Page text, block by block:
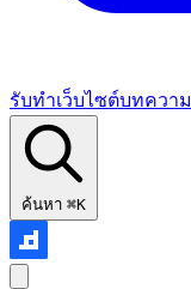
รับทำเว็บไซต์บทความ
ค้นหา ⌘K